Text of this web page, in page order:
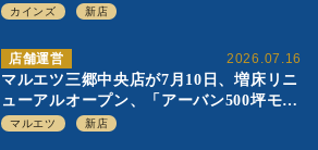
SC2階の都市型小型店
カインズ 新店
2026.07.16
店舗運営
マルエツ三郷中央店が7月10日、増床リニ
ューアルオープン、「アーバン500坪モデ
ル」の実験を集大成、駅前立地受け、寿
マルエツ 新店